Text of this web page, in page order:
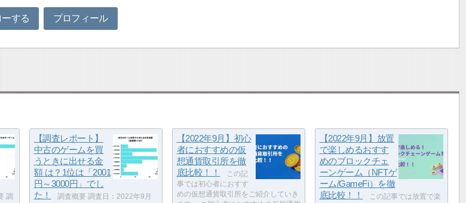
する プロフィール
調
【調査レポート】
中古のゲームを買
うときに出せる金
額 は？1位は「2001
円～3000円」でし
た！
調査概要 調査日：2022年9月
【2022年9月】初心
者におすすめの仮
想通貨取引所を徹
底比較！！
この記
事では初心者におすす
めの仮想通貨取引所をご紹介していき
【2022年9月】放置
で楽しめるおすす
めのブロックチェ
ーンゲーム（NFTゲ
ーム/GameFi）を徹
底比較！！
この記事では放置で楽